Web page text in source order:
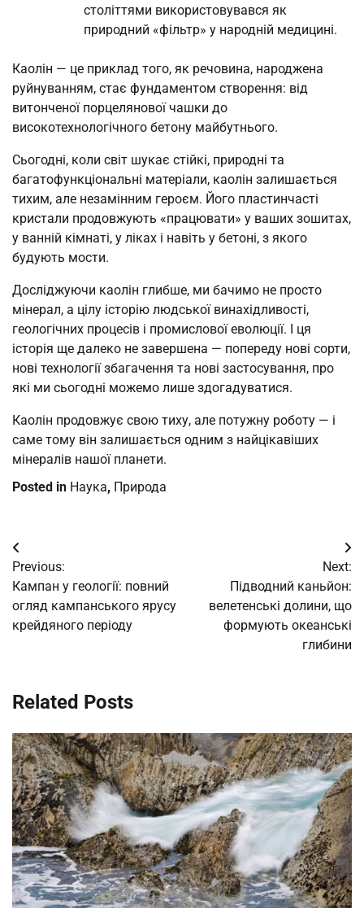
століттями використовувався як
природний «фільтр» у народній медицині.
Каолін — це приклад того, як речовина, народжена
руйнуванням, стає фундаментом створення: від
витонченої порцелянової чашки до
високотехнологічного бетону майбутнього.
Сьогодні, коли світ шукає стійкі, природні та
багатофункціональні матеріали, каолін залишається
тихим, але незамінним героєм. Його пластинчасті
кристали продовжують «працювати» у ваших зошитах,
у ванній кімнаті, у ліках і навіть у бетоні, з якого
будують мости.
Досліджуючи каолін глибше, ми бачимо не просто
мінерал, а цілу історію людської винахідливості,
геологічних процесів і промислової еволюції. І ця
історія ще далеко не завершена — попереду нові сорти,
нові технології збагачення та нові застосування, про
які ми сьогодні можемо лише здогадуватися.
Каолін продовжує свою тиху, але потужну роботу — і
саме тому він залишається одним з найцікавіших
мінералів нашої планети.
Posted in Наука, Природа
Post
navigation
Previous:
Кампан у геології: повний
огляд кампанського ярусу
крейдяного періоду
Next:
Підводний каньйон:
велетенські долини, що
формують океанські
глибини
Related Posts